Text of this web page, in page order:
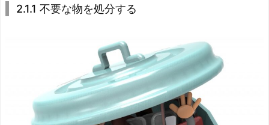
2.1.1 不要な物を処分する